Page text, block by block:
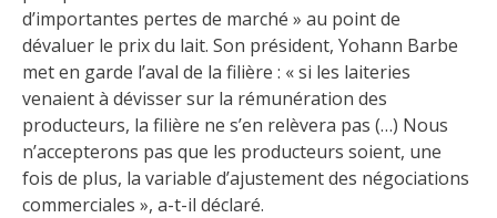
d’importantes pertes de marché » au point de
dévaluer le prix du lait. Son président, Yohann Barbe
met en garde l’aval de la filière : « si les laiteries
venaient à dévisser sur la rémunération des
producteurs, la filière ne s’en relèvera pas (…) Nous
n’accepterons pas que les producteurs soient, une
fois de plus, la variable d’ajustement des négociations
commerciales », a-t-il déclaré.